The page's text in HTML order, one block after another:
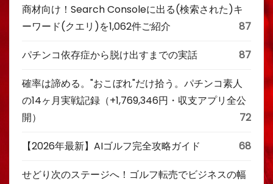
商材向け！Search Consoleに出る(検索された)キ
ーワード(クエリ)を1,062件ご紹介
87
パチンコ依存症から脱け出すまでの実話 87
確率は諦める。"おこぼれ"だけ拾う。パチンコ素人
の14ヶ月実戦記録（+1,769,346円・収支アプリ全公
開）
72
【2026年最新】AIゴルフ完全攻略ガイド 68
せどり次のステージへ！ゴルフ転売でビジネスの幅